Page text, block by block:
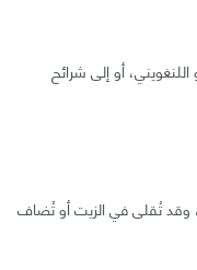
أو إلى شرائح
وقد تُقلى في الزيت أو تُضاف